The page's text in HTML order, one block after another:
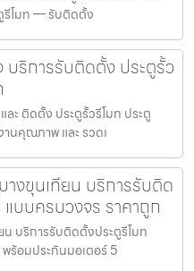
รีโมท — รับติดตั้ง
ริการรับติดตั้ง ประตูรั้ว
ะ ติดตั้ง ประตูรั้วรีโมท ประตู
นคุณภาพ และ รวดเ
งขุนเทียน บริการรับติด
บบครบวงจร ราคาถูก
บริการรับติดตั้งประตูรีโมท
ร้อมประกันมอเตอร์ 5